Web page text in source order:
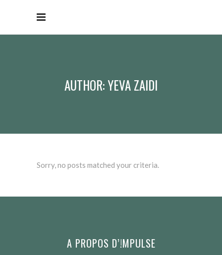
AUTHOR: YEVA ZAIDI
Sorry, no posts matched your criteria.
A PROPOS D’!MPULSE